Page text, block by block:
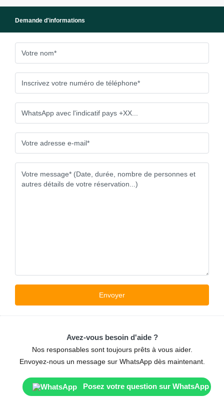
Demande d'informations
Avez-vous besoin d'aide ?
Nos responsables sont toujours prêts à vous aider.
Envoyez-nous un message sur WhatsApp dès maintenant.
Posez votre question sur WhatsApp